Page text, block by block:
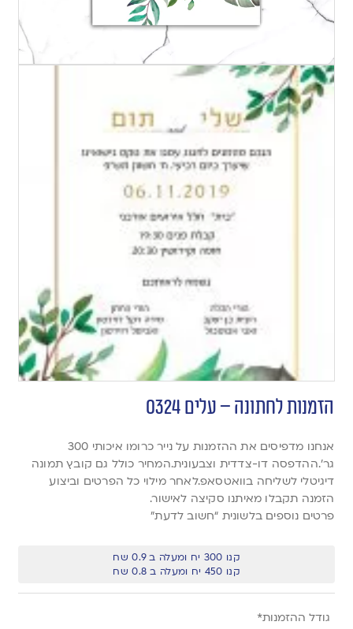
הזמנות לחתונה – עלים 0324
אנחנו מדפיסים את ההזמנות על נייר כרומו איכותי 300
גר’.ההדפסה דו-צדדית וצבעונית.המחיר כולל גם קובץ תמונה
דיגיטלי לשליחה בוואטסאפ.לאחר מילוי כל הפרטים וביצוע
הזמנה תקבלו מאיתנו סקיצה לאישור.
פרטים נוספים בלשונית “חשוב לדעת”
קנו 300 יח ומעלה ב 0.9 שח
קנו 450 יח ומעלה ב 0.8 שח
גודל ההזמנות*